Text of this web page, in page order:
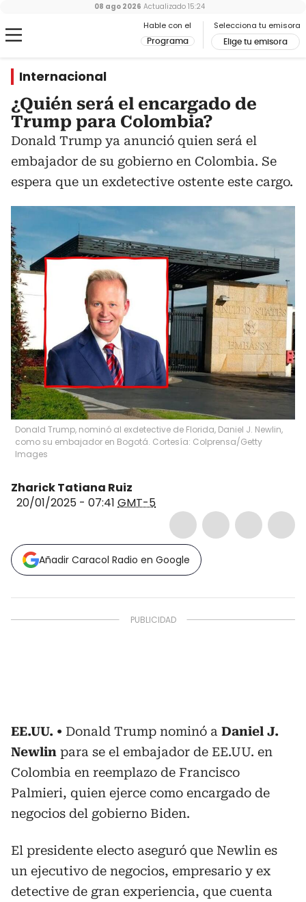
Hable con el
Programa
Selecciona tu emisora
Elige tu emisora
08 ago 2026 Actualizado 15:24
Internacional
¿Quién será el encargado de
Trump para Colombia?
Donald Trump ya anunció quien será el
embajador de su gobierno en Colombia. Se
espera que un exdetective ostente este cargo.
Donald Trump, nominó al exdetective de Florida, Daniel J. Newlin,
como su embajador en Bogotá. Cortesía: Colprensa/Getty
Images
Zharick Tatiana Ruiz
20/01/2025 - 07:41 GMT-5
Añadir Caracol Radio en Google
EE.UU. Donald Trump nominó a Daniel J.
Newlin para se el embajador de EE.UU. en
Colombia en reemplazo de Francisco
Palmieri, quien ejerce como encargado de
negocios del gobierno Biden.
El presidente electo aseguró que Newlin es
un ejecutivo de negocios, empresario y ex
detective de gran experiencia, que cuenta